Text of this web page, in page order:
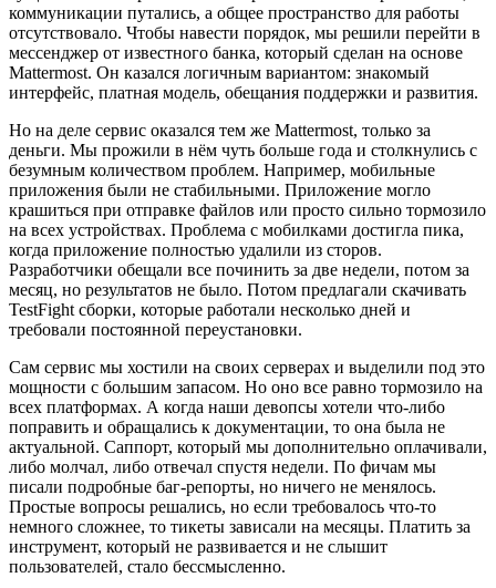
коммуникации путались, а общее пространство для работы
отсутствовало. Чтобы навести порядок, мы решили перейти в
мессенджер от известного банка, который сделан на основе
Mattermost. Он казался логичным вариантом: знакомый
интерфейс, платная модель, обещания поддержки и развития.
Но на деле сервис оказался тем же Mattermost, только за
деньги. Мы прожили в нём чуть больше года и столкнулись с
безумным количеством проблем. Например, мобильные
приложения были не стабильными. Приложение могло
крашиться при отправке файлов или просто сильно тормозило
на всех устройствах. Проблема с мобилками достигла пика,
когда приложение полностью удалили из сторов.
Разработчики обещали все починить за две недели, потом за
месяц, но результатов не было. Потом предлагали скачивать
TestFight сборки, которые работали несколько дней и
требовали постоянной переустановки.
Сам сервис мы хостили на своих серверах и выделили под это
мощности с большим запасом. Но оно все равно тормозило на
всех платформах. А когда наши девопсы хотели что-либо
поправить и обращались к документации, то она была не
актуальной. Саппорт, который мы дополнительно оплачивали,
либо молчал, либо отвечал спустя недели. По фичам мы
писали подробные баг-репорты, но ничего не менялось.
Простые вопросы решались, но если требовалось что-то
немного сложнее, то тикеты зависали на месяцы. Платить за
инструмент, который не развивается и не слышит
пользователей, стало бессмысленно.